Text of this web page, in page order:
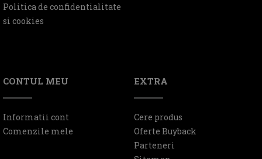
Politica de confidentialitate
si cookies
CONTUL MEU
Informatii cont
Comenzile mele
EXTRA
Cere produs
Oferte Buyback
Parteneri